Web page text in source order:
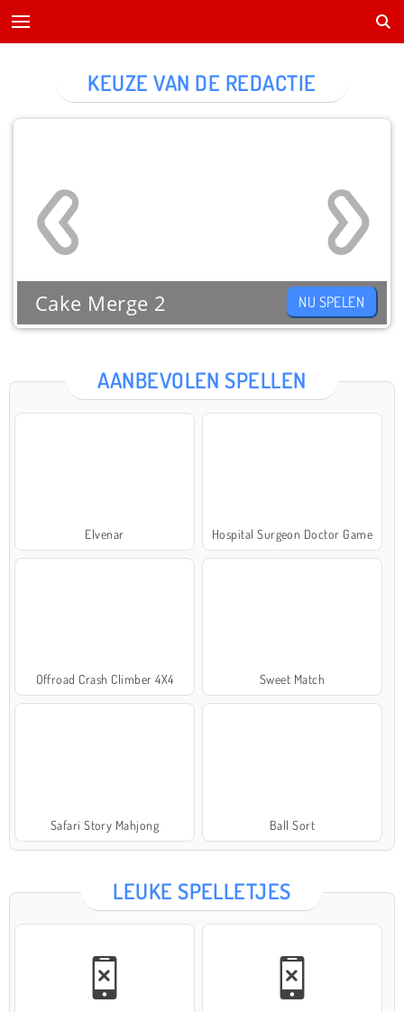
AANBEVOLEN SPELLEN
Elvenar Hospital Surgeon Doctor Game
Offroad Crash Climber 4X4 Sweet Match
Safari Story Mahjong Ball Sort
KEUZE VAN DE REDACTIE
Cake Merge 2 NU SPELEN
LEUKE SPELLETJES